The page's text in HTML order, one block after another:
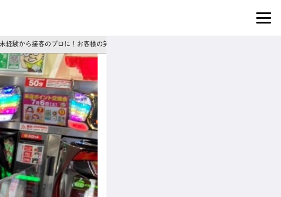
験から接客のプロに！お客様の笑顔がやりがいのパチンコ店